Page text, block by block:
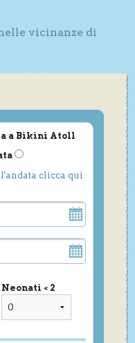
vicinanze di
a Bikini Atoll
clicca qui
Neonati < 2